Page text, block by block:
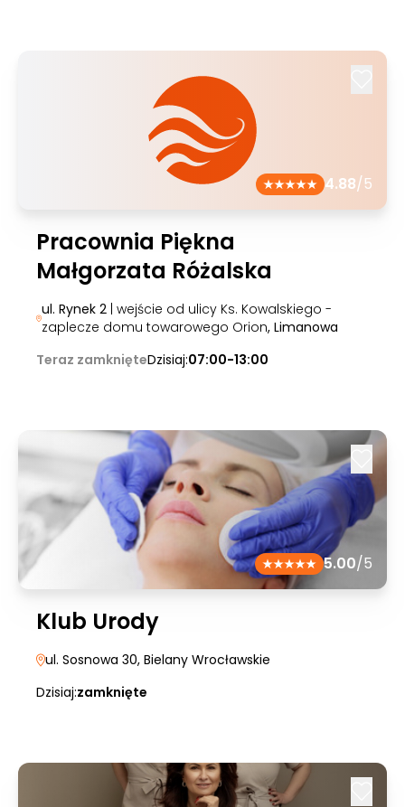
4.88/5
Pracownia Piękna
Małgorzata Różalska
ul. Rynek 2| wejście od ulicy Ks. Kowalskiego -
zaplecze domu towarowego Orion, Limanowa
Teraz zamknięteDzisiaj:07:00-13:00
5.00/5
Klub Urody
ul. Sosnowa 30, Bielany Wrocławskie
Dzisiaj:zamknięte